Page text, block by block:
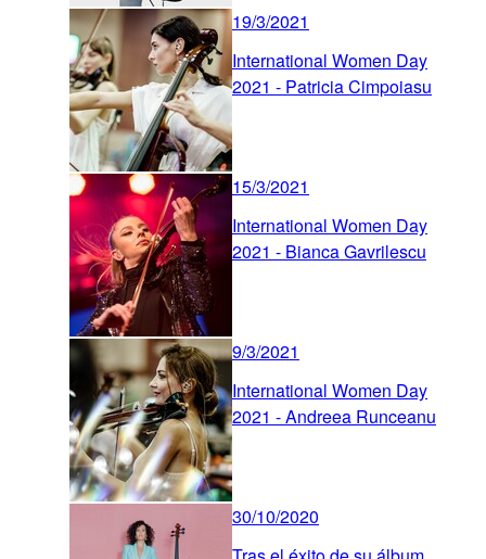
19/3/2021
International Women Day
2021 - Patricia Cimpoiasu
15/3/2021
International Women Day
2021 - Bianca Gavrilescu
9/3/2021
International Women Day
2021 - Andreea Runceanu
30/10/2020